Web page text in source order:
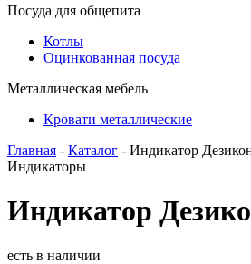
Посуда для общепита
Котлы
Оцинкованная посуда
Металлическая мебель
Кровати металлические
Главная - Каталог - Индикатор
Индикаторы
Индикатор
есть в наличии